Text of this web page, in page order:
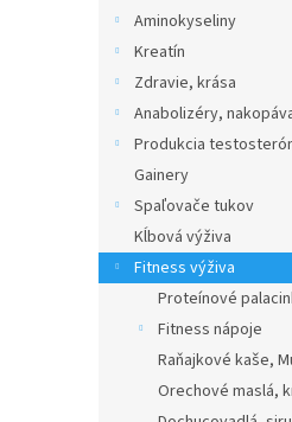
Aminokyseliny
Kreatín
Zdravie, krása
Anabolizéry,
Produkcia
Gainery
Spaľovače tukov
Kĺbová výživa
Fitness výživa
Proteínové
Fitness nápoje
Raňajkové kaše,
Orechové maslá,